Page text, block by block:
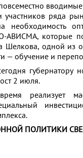
ряда
необходимость
которые
одной из
— обучение и
губернатору
2 июля.
реализует
ПОЛИТИКИ